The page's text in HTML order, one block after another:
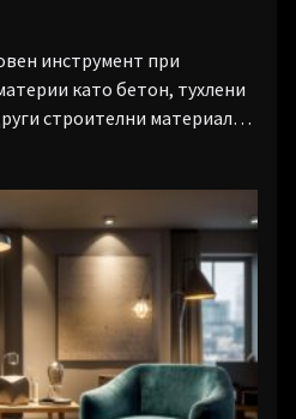
инструмент при
като бетон, тухлени
строителни материали,